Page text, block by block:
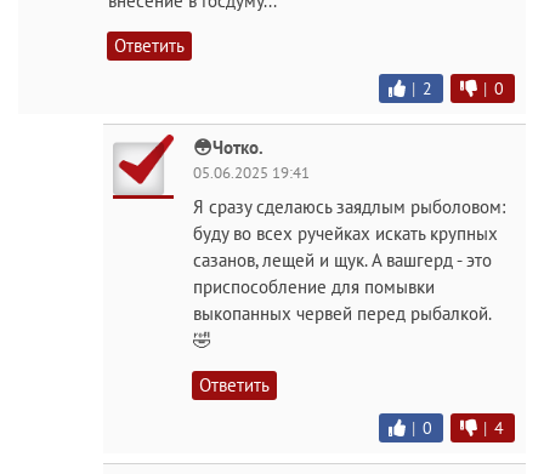
Ответить
| 2 | 0
😳Чотко.
05.06.2025 19:41
Я сразу сделаюсь заядлым рыболовом:
буду во всех ручейках искать крупных
сазанов, лещей и щук. А вашгерд - это
приспособление для помывки
выкопанных червей перед рыбалкой.
🤣
Ответить
| 0 | 4